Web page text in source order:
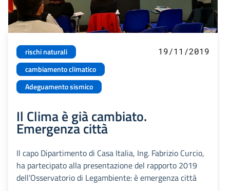
rischi naturali
cambiamento climatico
Adeguamento sismico
19/11/2019
Il Clima è già cambiato.
Emergenza città
Il capo Dipartimento di Casa Italia, Ing. Fabrizio Curcio,
ha partecipato alla presentazione del rapporto 2019
dell’Osservatorio di Legambiente: è emergenza città